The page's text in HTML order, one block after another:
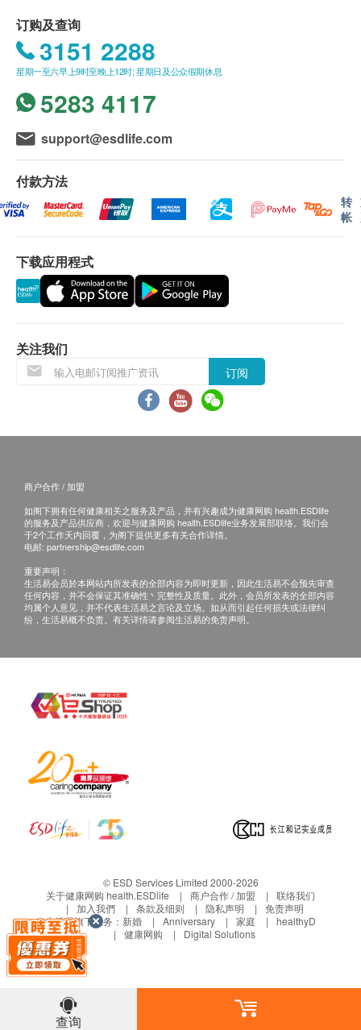
费。 如送货至愉景湾须另收取附加费HK$160。
马湾、东涌须另收取桥费HK$40。 长洲、大屿
山、梅窝、贝澳、长沙、塘福、水口、石壁、宝莲
寺、大澳及香港国际机场，须按实际情况报价。
(附加费可能因应货品尺寸及重量而调整)
我们将于确定订单后5-7个工作天内安排发货。
不排除运送时间会因节日而有所影响。 当八号烈
风讯号悬挂或黑色暴雨警告生效时，送货服务时间
将会延迟。
所有订单须视乎相关货品的供应情况再作最后确
活易有权拒绝接受该订单，并且会于送货前透过电
话或电邮通知顾客再作安排。
当顾客收取已订购之货品时，有责任检查货品是否
有损毁情况，一经确认签收，恕不接受退换。
退换产品必须包装完整，如退换之产品有任何残缺
或过期退回，供应商有权不受理。
电邮： info@culturehomes.com.hk
查询热线： 2780 3882
查询
订购及查询
3151 2288
星期一至六早上9时至晚上12时; 星期日及公众假期休息
5283 4117
support@esdlife.com
付款方法
转
帐
下载应用程式
关注我们
订阅
商户合作 / 加盟
如阁下拥有任何健康相关之服务及产品，并有兴趣成为健康网购 health.ESDlife
的服务及产品供应商，欢迎与健康网购 health.ESDlife业务发展部联络。我们会
于2个工作天内回覆，为阁下提供更多有关合作详情。
电邮: partnership@esdlife.com
重要声明：
生活易会员於本网站内所发表的全部内容为即时更新，因此生活易不会预先审查
任何内容，并不会保证其准确性丶完整性及质量。此外，会员所发表的全部内容
均属个人意见，并不代表生活易之言论及立场。如从而引起任何损失或法律纠
纷，生活易概不负责。有关详情请参阅生活易的免责声明。
© ESD Services Limited 2000-2026
关于健康网购 health.ESDlife
商户合作 / 加盟
联络我们
加入我們
条款及细则 隐私声明
免责声明
生活易旗下业务： 新婚 Anniversary 家庭
healthyD
健康网购
Digital Solutions